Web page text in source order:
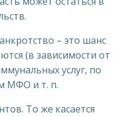
– это шанс
(в зависимости от
услуг, по
МФО и т. п.
То же касается